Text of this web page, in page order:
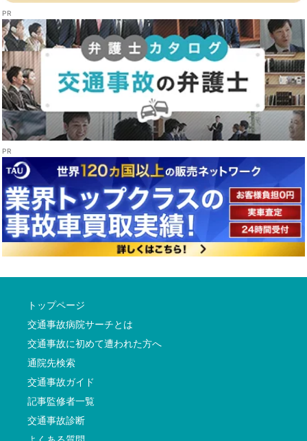
トップページ
交通事故病院サーチとは
交通事故に初めて遭われた方へ
通院先検索
交通事故ガイド
記事監修者一覧
交通事故診断